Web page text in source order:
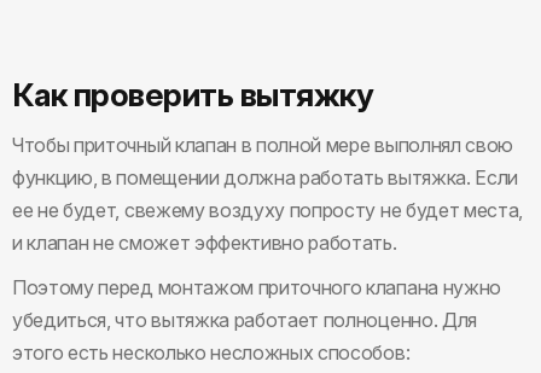
Как проверить вытяжку
Чтобы приточный клапан в полной мере выполнял свою
функцию, в помещении должна работать вытяжка. Если
ее не будет, свежему воздуху попросту не будет места,
и клапан не сможет эффективно работать.
Поэтому перед монтажом приточного клапана нужно
убедиться, что вытяжка работает полноценно. Для
этого есть несколько несложных способов: